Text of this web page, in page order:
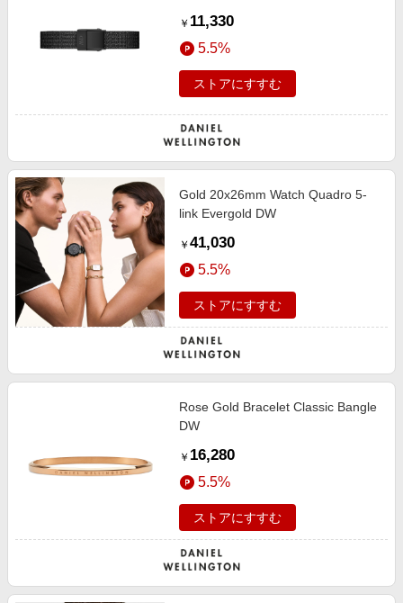
￥ 11,330
5.5%
ストアにすすむ
Gold 20x26mm Watch Quadro 5-
link Evergold DW
￥ 41,030
5.5%
ストアにすすむ
Rose Gold Bracelet Classic Bangle
DW
￥ 16,280
5.5%
ストアにすすむ